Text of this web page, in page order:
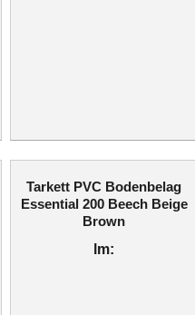
Tarkett PVC Bodenbelag
Essential 200 Beech Beige
Brown
lm: